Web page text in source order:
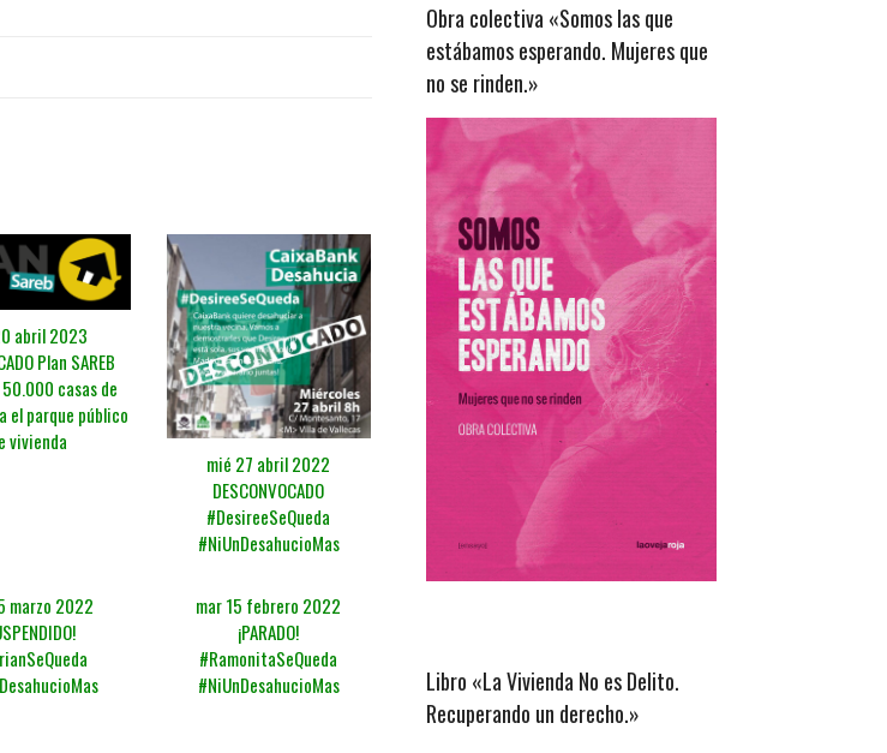
abril 2023
Plan SAREB
casas de
el parque público
vivienda
mié 27 abril 2022
DESCONVOCADO
#DesireeSeQueda
#NiUnDesahucioMas
marzo 2022
mar 15 febrero 2022
¡PARADO!
#RamonitaSeQueda
#NiUnDesahucioMas
Obra colectiva «Somos las que
estábamos esperando. Mujeres que
no se rinden.»
Libro «La Vivienda No es Delito.
Recuperando un derecho.»